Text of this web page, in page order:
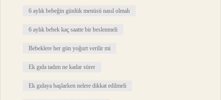
6 aylık bebeğin günlük menüsü nasıl olmalı
6 aylık bebek kaç saatte bir beslenmeli
Bebeklere her gün yoğurt verilir mi
Ek gıda tadım ne kadar sürer
Ek gıdaya başlarken nelere dikkat edilmeli